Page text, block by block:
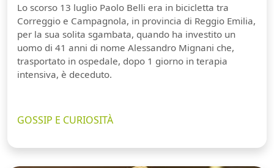
Lo scorso 13 luglio Paolo Belli era in bicicletta tra
Correggio e Campagnola, in provincia di Reggio Emilia,
per la sua solita sgambata, quando ha investito un
uomo di 41 anni di nome Alessandro Mignani che,
trasportato in ospedale, dopo 1 giorno in terapia
intensiva, è deceduto.
GOSSIP E CURIOSITÀ